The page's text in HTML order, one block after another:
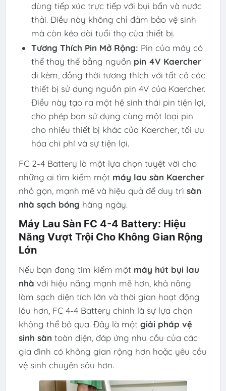
dùng tiếp xúc trực tiếp với bụi bẩn và nước
thải. Điều này không chỉ đảm bảo vệ sinh
mà còn kéo dài tuổi thọ của thiết bị.
Tương Thích Pin Mở Rộng: Pin của máy có
thể thay thế bằng nguồn pin 4V Kaercher
đi kèm, đồng thời tương thích với tất cả các
thiết bị sử dụng nguồn pin 4V của Kaercher.
Điều này tạo ra một hệ sinh thái pin tiện lợi,
cho phép bạn sử dụng cùng một loại pin
cho nhiều thiết bị khác của Kaercher, tối ưu
hóa chi phí và sự tiện lợi.
FC 2-4 Battery là một lựa chọn tuyệt vời cho
những ai tìm kiếm một máy lau sàn Kaercher
nhỏ gọn, mạnh mẽ và hiệu quả để duy trì sàn
nhà sạch bóng hàng ngày.
Máy Lau Sàn FC 4-4 Battery: Hiệu
Năng Vượt Trội Cho Không Gian Rộng
Lớn
Nếu bạn đang tìm kiếm một máy hút bụi lau
nhà với hiệu năng mạnh mẽ hơn, khả năng
làm sạch diện tích lớn và thời gian hoạt động
lâu hơn, FC 4-4 Battery chính là sự lựa chọn
không thể bỏ qua. Đây là một giải pháp vệ
sinh sàn toàn diện, đáp ứng nhu cầu của các
gia đình có không gian rộng hơn hoặc yêu cầu
vệ sinh chuyên sâu hơn.